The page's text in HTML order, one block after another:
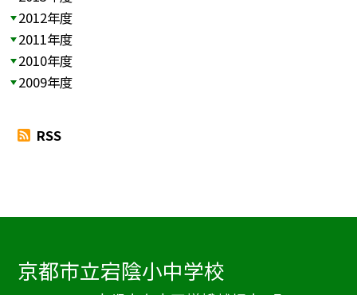
2012年度
2011年度
2010年度
2009年度
RSS
京都市立宕陰小中学校